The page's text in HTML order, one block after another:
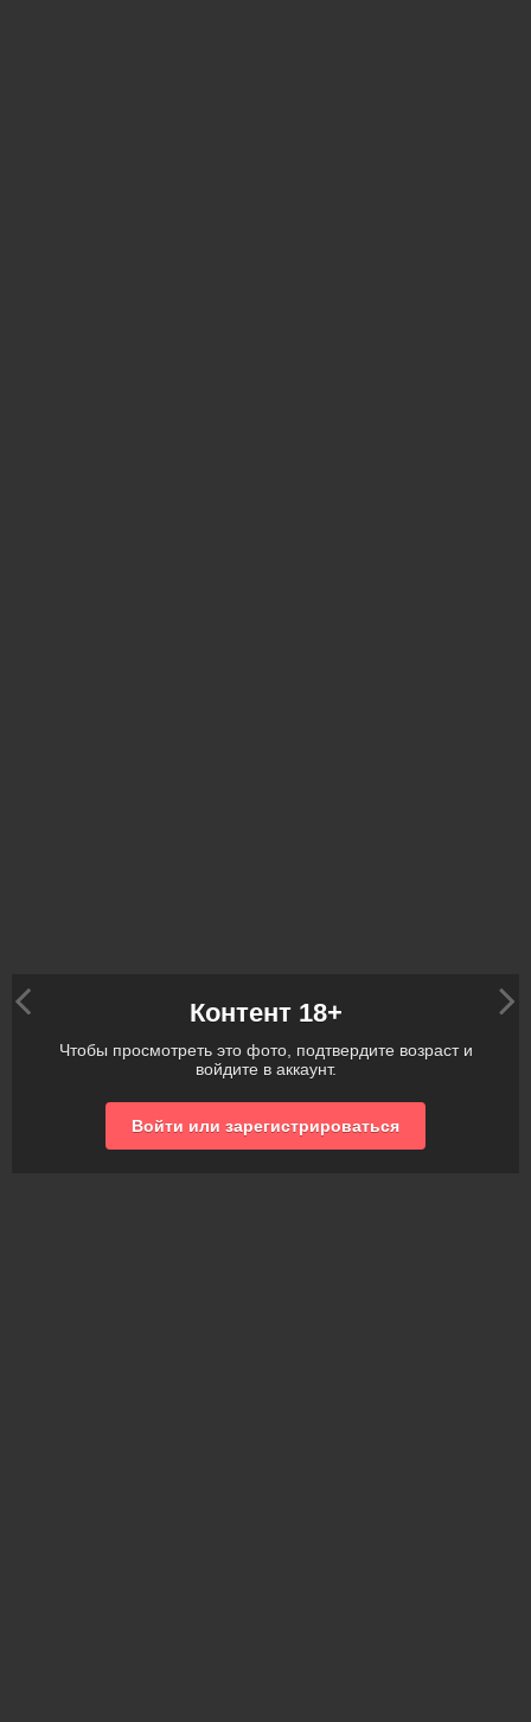
Контент 18+
Чтобы просмотреть это фото, подтвердите возраст и
войдите в аккаунт.
Войти или зарегистрироваться